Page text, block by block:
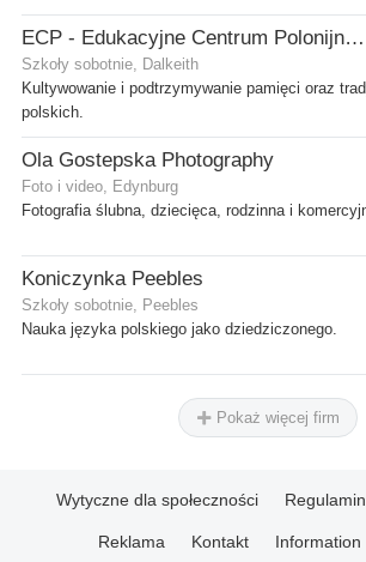
ECP - Edukacyjne Centrum Polonijne SCIO - Dalkeith
Szkoły sobotnie, Dalkeith
Kultywowanie i podtrzymywanie pamięci oraz
polskich.
Ola Gostepska Photography
Foto i video, Edynburg
Fotografia ślubna, dziecięca, rodzinna i
Koniczynka Peebles
Szkoły sobotnie, Peebles
Nauka języka polskiego jako dziedziczonego.
Pokaż więcej firm
Wytyczne dla społeczności Regulamin
Reklama Kontakt Information